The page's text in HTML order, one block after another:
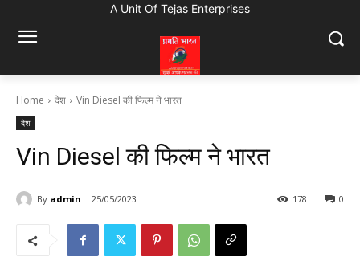
A Unit Of Tejas Enterprises
Home देश Vin Diesel की फिल्म ने भारत
देश
Vin Diesel की फिल्म ने भारत
By admin 25/05/2023 0
178